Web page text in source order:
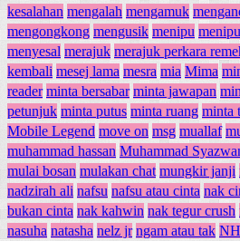
kesalahan mengalah mengamuk
mengongkong mengusik menipu
menyesal merajuk merajuk perkara
kembali mesej lama mesra mia Mima
reader minta bersabar minta jawapan
petunjuk minta putus minta ruang minta
Mobile Legend move on msg muallaf
muhammad hassan Muhammad
mulai bosan mulakan chat mungkir janji
nadzirah ali nafsu nafsu atau cinta nak
bukan cinta nak kahwin nak tegur crush
nasuha natasha nelz jr ngam atau tak NH